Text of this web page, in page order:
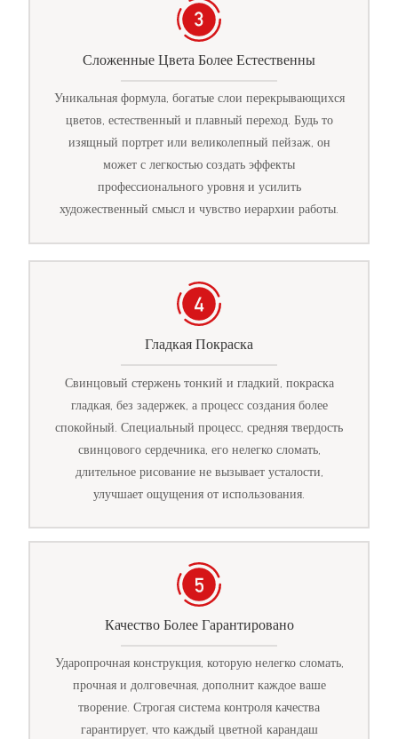
Сложенные Цвета Более Естественны
Уникальная формула, богатые слои перекрывающихся
цветов, естественный и плавный переход. Будь то
изящный портрет или великолепный пейзаж, он
может с легкостью создать эффекты
профессионального уровня и усилить
художественный смысл и чувство иерархии работы.
Гладкая Покраска
Свинцовый стержень тонкий и гладкий, покраска
гладкая, без задержек, а процесс создания более
спокойный. Специальный процесс, средняя твердость
свинцового сердечника, его нелегко сломать,
длительное рисование не вызывает усталости,
улучшает ощущения от использования.
Качество Более Гарантировано
Ударопрочная конструкция, которую нелегко сломать,
прочная и долговечная, дополнит каждое ваше
творение. Строгая система контроля качества
гарантирует, что каждый цветной карандаш